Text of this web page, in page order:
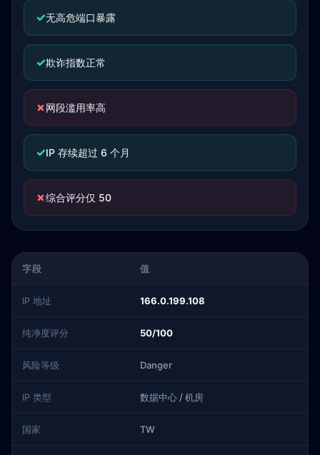
✓无高危端口暴露
✓欺诈指数正常
✗网段滥用率高
✓IP 存续超过 6 个月
✗综合评分仅 50
字段 值
IP 地址 166.0.199.108
纯净度评分 50/100
风险等级 Danger
IP 类型 数据中心 / 机房
国家 TW